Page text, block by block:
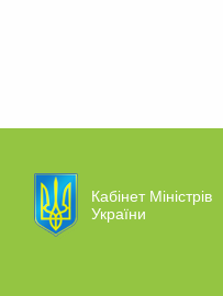
Кабінет Міністрів
України